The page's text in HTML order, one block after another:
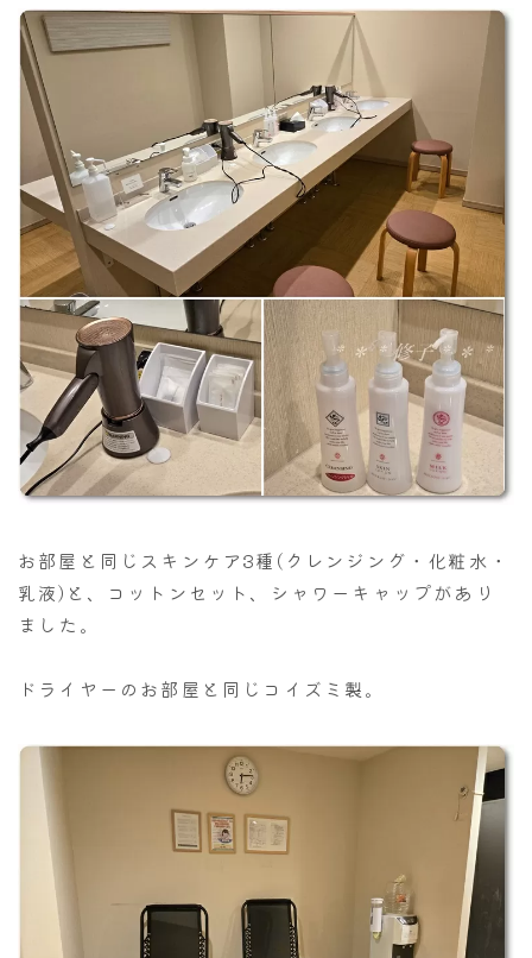
お部屋と同じスキンケア3種(クレンジング・化粧水・
乳液)と、コットンセット、シャワーキャップがあり
ました。
ドライヤーのお部屋と同じコイズミ製。